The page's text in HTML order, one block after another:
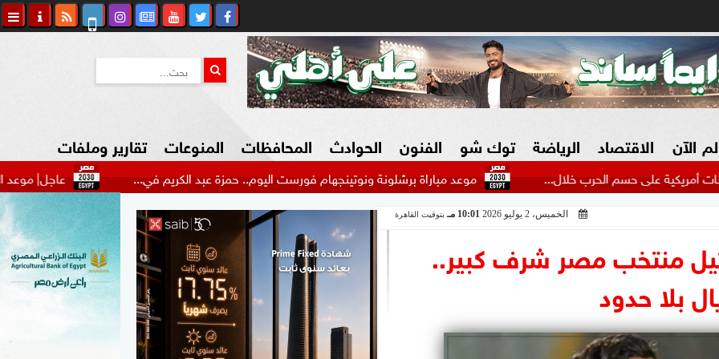
الآن الاقتصاد
الزراعة فى مصر
سوق العقارات
المسؤولية المجتمعية
الرياضة
بطولات عربية
بطولات عالمية
توك شو الفنون الحوادث
شكاوي المواطن
المحافظات المنوعات
السياحة في مصر
التكنولوجيا
المرأة والأسرة
السيارات
تقارير وملفات
عاجل| موعد الظهور موعد مباراة برشلونة ونوتينجهام فورست اليوم.. حمزة عبد الكريم في... حسم الحرب خلال...
الخميس، 2 يوليو 2026 10:01 مـ بتوقيت القاهرة
منتخب مصر شرف كبير..
بلا حدود